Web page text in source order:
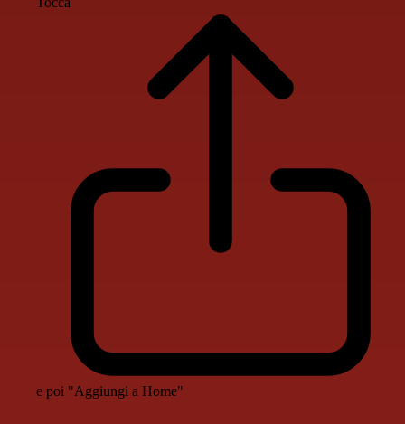
e poi "Aggiungi a Home"